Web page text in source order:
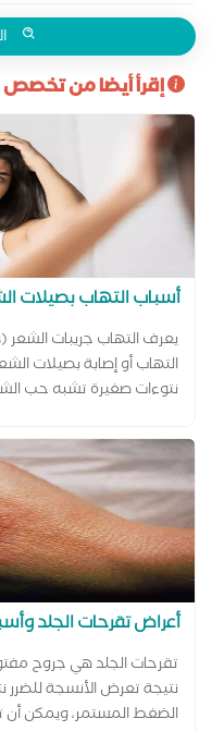
إقرأ أيضا من
أسباب التهاب بصيلات
التهاب أو إصابة بصيلات
نتوءات صغيرة تشبه حب
أعراض تقرحات الجلد
تقرحات الجلد هي جروح
نتيجة تعرض الأنسجة
الضغط المستمر، ويمكن أن